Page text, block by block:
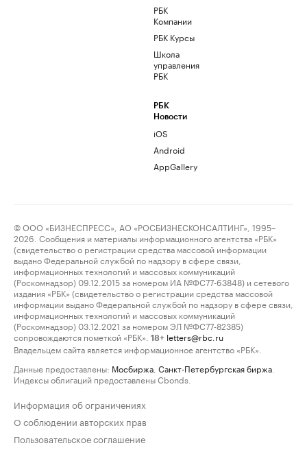
РБК
Компании
РБК Курсы
Школа
управления
РБК
РБК
Новости
iOS
Android
AppGallery
© ООО «БИЗНЕСПРЕСС», АО «РОСБИЗНЕСКОНСАЛТИНГ», 1995–
2026. Сообщения и материалы информационного агентства «РБК»
(свидетельство о регистрации средства массовой информации
выдано Федеральной службой по надзору в сфере связи,
информационных технологий и массовых коммуникаций
(Роскомнадзор) 09.12.2015 за номером ИА №ФС77-63848) и сетевого
издания «РБК» (свидетельство о регистрации средства массовой
информации выдано Федеральной службой по надзору в сфере связи,
информационных технологий и массовых коммуникаций
(Роскомнадзор) 03.12.2021 за номером ЭЛ №ФС77-82385)
сопровождаются пометкой «РБК».
18+ letters@rbc.ru
Владельцем сайта является информационное агентство «РБК».
Данные предоставлены: Мосбиржа Санкт-Петербургская биржа
Индексы облигаций предоставлены Cbonds.
Информация об ограничениях
О соблюдении авторских прав
Пользовательское соглашение